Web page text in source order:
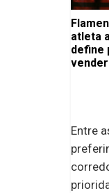
atleta
define
Entre